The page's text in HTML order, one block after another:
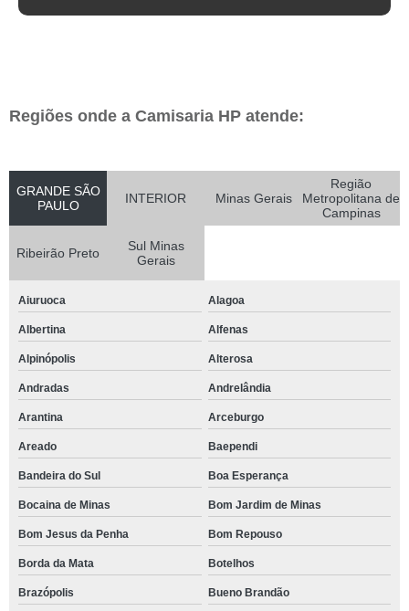
Regiões onde a Camisaria HP atende:
GRANDE SÃO
PAULO
INTERIOR Minas Gerais
Região
Metropolitana de
Campinas
Ribeirão Preto
Sul Minas
Gerais
Aiuruoca Alagoa
Albertina Alfenas
Alpinópolis Alterosa
Andradas Andrelândia
Arantina Arceburgo
Areado Baependi
Bandeira do Sul Boa Esperança
Bocaina de Minas Bom Jardim de Minas
Bom Jesus da Penha Bom Repouso
Borda da Mata Botelhos
Brazópolis Bueno Brandão